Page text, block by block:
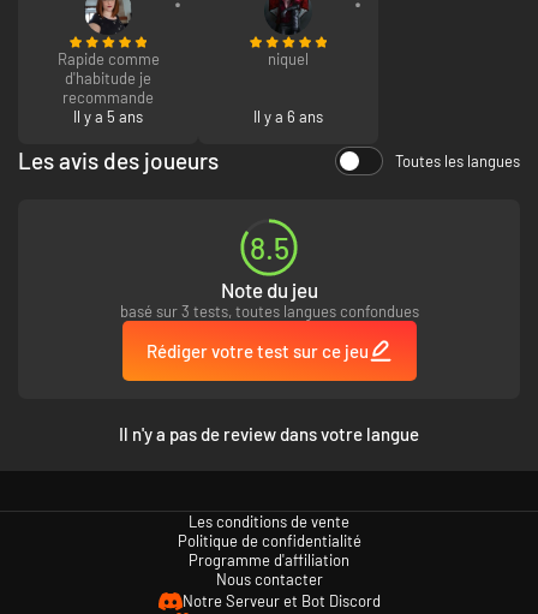
Rapide comme
d'habitude je
recommande
Il y a 5 ans
niquel
Il y a 6 ans
Les avis des joueurs Toutes les langues
8.5
Note du jeu
basé sur 3 tests, toutes langues confondues
Rédiger votre test sur ce jeu
Il n'y a pas de review dans votre langue
Les conditions de vente
Politique de confidentialité
Programme d'affiliation
Nous contacter
Notre Serveur et Bot Discord